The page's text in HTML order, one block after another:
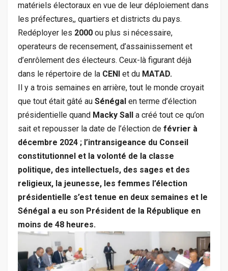
matériels électoraux en vue de leur déploiement dans
les préfectures,, quartiers et districts du pays.
Redéployer les 2000 ou plus si nécessaire,
operateurs de recensement, d’assainissement et
d’enrôlement des électeurs. Ceux-là figurant déjà
dans le répertoire de la CENI et du MATAD.
Il y a trois semaines en arrière, tout le monde croyait
que tout était gâté au Sénégal en terme d’élection
présidentielle quand Macky Sall
a créé tout ce qu’on
sait et repousser la date de l’élection de février à
décembre 2024 ; l’intransigeance du Conseil
constitutionnel et la volonté de la classe
politique, des intellectuels, des sages et des
religieux, la jeunesse, les femmes l’élection
présidentielle s’est tenue en deux semaines et le
Sénégal a eu son Président de la République en
moins de 48 heures.